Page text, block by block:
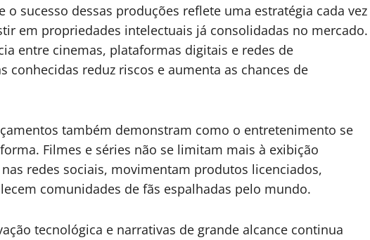
o sucesso dessas produções reflete uma estratégia cada vez
em propriedades intelectuais já consolidadas no mercado.
entre cinemas, plataformas digitais e redes de
conhecidas reduz riscos e aumenta as chances de
também demonstram como o entretenimento se
Filmes e séries não se limitam mais à exibição
redes sociais, movimentam produtos licenciados,
comunidades de fãs espalhadas pelo mundo.
tecnológica e narrativas de grande alcance continua